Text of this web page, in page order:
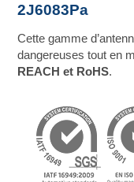
2J6083Pa
Cette gamme
dangereuses tout en
REACH et RoHS.